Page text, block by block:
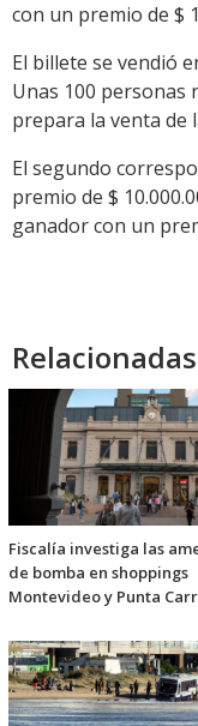
con un premio de $
El billete se vendió
Unas 100 personas
prepara la venta de
El segundo
premio de $
ganador con un
Relacionadas
Fiscalía investiga las
de bomba en shoppings
Montevideo y Punta